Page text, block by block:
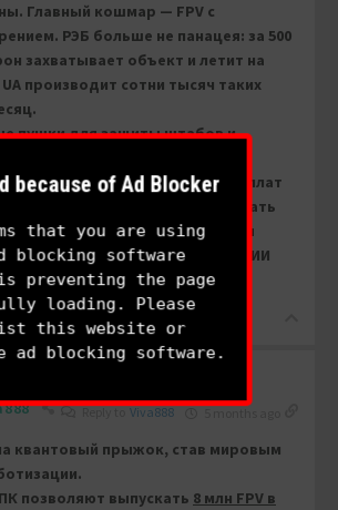
Главный кошмар — FPV с
РЭБ больше не панацея: за 500
захватывает объект и летит на
UA производит сотни тысяч таких
пушки для защиты штабов и
оптоволокне, управляемые из
км.Робопёс стоит дешевле выплат
автоматизация — способ воевать
на войне всё чаще становится
терминалы, пока ИИ
Reply toViva888
квантовый прыжок, став мировым
позволяют выпускать 8 млн FPV в
because of Ad Blocker
that you are using
blocking software
preventing the page
loading. Please
this website or
ad blocking software.